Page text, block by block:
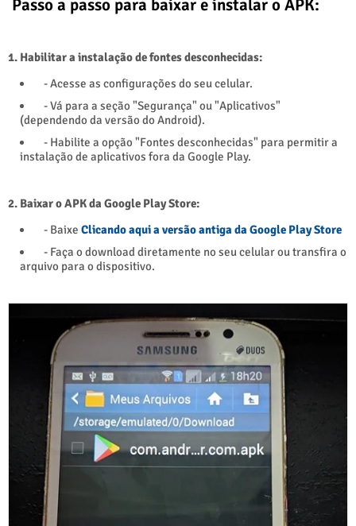
Passo a passo para baixar e instalar o APK:
1. Habilitar a instalação de fontes desconhecidas:
- Acesse as configurações do seu celular.
- Vá para a seção "Segurança" ou "Aplicativos"
(dependendo da versão do Android).
- Habilite a opção "Fontes desconhecidas" para permitir a
instalação de aplicativos fora da Google Play.
2. Baixar o APK da Google Play Store:
- Baixe Clicando aqui a versão antiga da Google Play Store
- Faça o download diretamente no seu celular ou transfira o
arquivo para o dispositivo.